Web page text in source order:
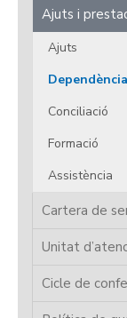
Ajuts i
Ajuts
Dependència
Conciliació
Formació
Assistència
Cartera de
Unitat
Cicle de